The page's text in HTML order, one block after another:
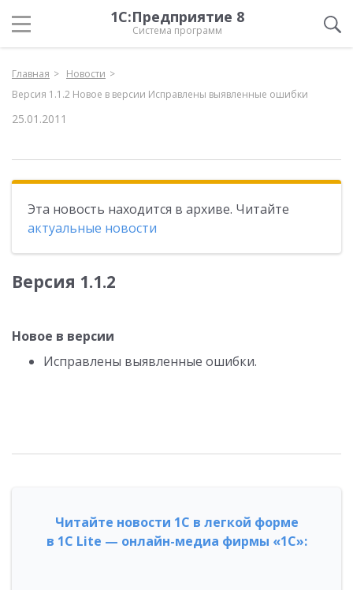
1С:Предприятие 8
Система программ
Главная
Новости
Версия 1.1.2 Новое в версии Исправлены выявленные ошибки
25.01.2011
Эта новость находится в архиве. Читайте
актуальные новости
Версия 1.1.2
Новое в версии
Исправлены выявленные ошибки.
Читайте новости 1С в легкой форме
в 1С Lite — онлайн-медиа фирмы «1С»: